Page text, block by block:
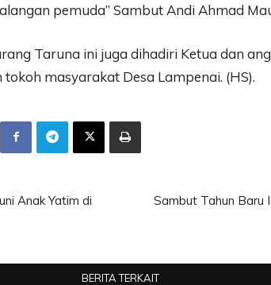
pemuda” Sambut Andi Ahmad
Taruna ini juga dihadiri Ketua dan
masyarakat Desa Lampenai. (HS).
Anak Yatim di
Sambut Tahun Baru
BERITA TERKAIT